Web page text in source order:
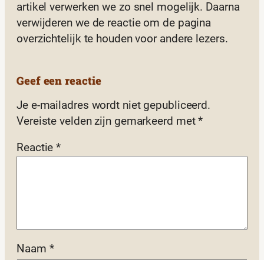
artikel verwerken we zo snel mogelijk. Daarna
verwijderen we de reactie om de pagina
overzichtelijk te houden voor andere lezers.
Geef een reactie
Je e-mailadres wordt niet gepubliceerd.
Vereiste velden zijn gemarkeerd met*
Reactie*
Naam *